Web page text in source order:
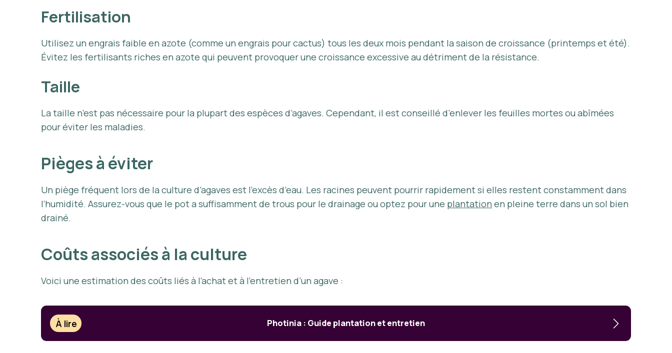
Fertilisation
Utilisez un engrais faible en azote (comme un engrais pour cactus) tous les deux mois pendant la saison de croissance (printemps et été).
Évitez les fertilisants riches en azote qui peuvent provoquer une croissance excessive au détriment de la résistance.
Taille
La taille n’est pas nécessaire pour la plupart des espèces d’agaves. Cependant, il est conseillé d’enlever les feuilles mortes ou abîmées
pour éviter les maladies.
Pièges à éviter
Un piège fréquent lors de la culture d’agaves est l’excès d’eau. Les racines peuvent pourrir rapidement si elles restent constamment dans
l’humidité. Assurez-vous que le pot a suffisamment de trous pour le drainage ou optez pour une plantation en pleine terre dans un sol bien
drainé.
Coûts associés à la culture
Voici une estimation des coûts liés à l’achat et à l’entretien d’un agave :
À lire Photinia : Guide plantation et entretien